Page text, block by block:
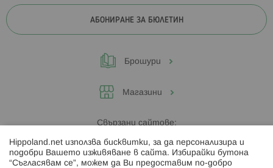
АБОНИРАНЕ ЗА БЮЛЕТИН
Брошури
Магазини
Свързани сайтове:
Hippoland.ro
Hippoland.net използва бисквитки, за да персонализира и
подобри Вашето изживяване в сайта. Избирайки бутона
“Съгласявам се”, можем да Ви предоставим по-добро